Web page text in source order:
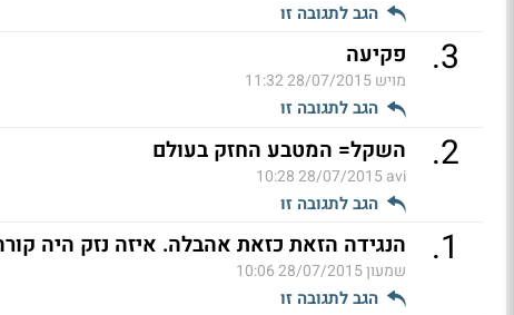
הגב לתגובה זו
3
. פקיעה
מויש28/07/2015 11:32
הגב לתגובה זו
2
. השקל= המטבע החזק בעולם
avi
28/07/2015 10:28
הגב לתגובה זו
1
. הנגידה הזאת כזאת אהבלה. איזה נזק היה קורה לו
שמעון28/07/2015 10:06
הגב לתגובה זו